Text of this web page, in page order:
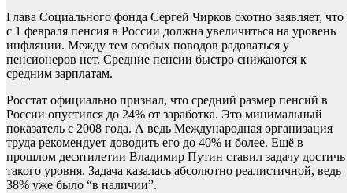
Глава Социального фонда Сергей Чирков охотно заявляет, что
с 1 февраля пенсия в России должна увеличиться на уровень
инфляции. Между тем особых поводов радоваться у
пенсионеров нет. Средние пенсии быстро снижаются к
средним зарплатам.
Росстат официально признал, что средний размер пенсий в
России опустился до 24% от заработка. Это минимальный
показатель с 2008 года. А ведь Международная организация
труда рекомендует доводить его до 40% и более. Ещё в
прошлом десятилетии Владимир Путин ставил задачу достичь
такого уровня. Задача казалась абсолютно реалистичной, ведь
38% уже было “в наличии”.